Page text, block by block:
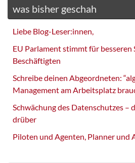
was bisher geschah
Liebe Blog-Leser:innen,
EU Parlament stimmt für besseren
Beschäftigten
Schreibe deinen Abgeordneten:
Management am Arbeitsplatz
Schwächung des Datenschutzes –
drüber
Piloten und Agenten, Planner und